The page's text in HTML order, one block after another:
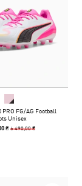
PRO FG/AG Football
Unisex
₴6 490,00 ₴